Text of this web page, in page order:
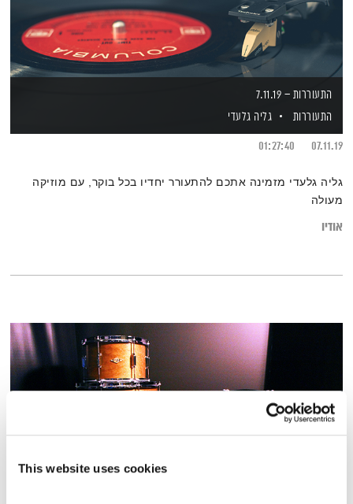
This website uses cookies
התעוררות – 7.11.19
התעוררות
גליה גלעדי
07.11.19
01:27:40
גליה גלעדי מזמינה אתכם להתעורר יחדיו בכל בוקר, עם מוזיקה
מעולה
אודיו